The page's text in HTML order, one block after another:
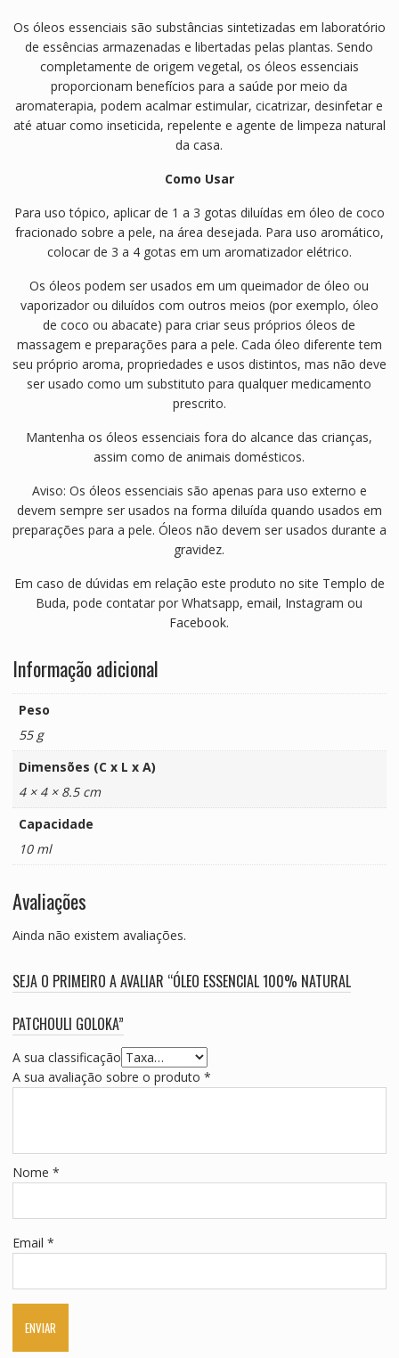
Os óleos essenciais são substâncias sintetizadas em laboratório
de essências armazenadas e libertadas pelas plantas. Sendo
completamente de origem vegetal, os óleos essenciais
proporcionam benefícios para a saúde por meio da
aromaterapia, podem acalmar estimular, cicatrizar, desinfetar e
até atuar como inseticida, repelente e agente de limpeza natural
da casa.
Como Usar
Para uso tópico, aplicar de 1 a 3 gotas diluídas em óleo de coco
fracionado sobre a pele, na área desejada. Para uso aromático,
colocar de 3 a 4 gotas em um aromatizador elétrico.
Os óleos podem ser usados ​​em um queimador de óleo ou
vaporizador ou diluídos com outros meios (por exemplo, óleo
de coco ou abacate) para criar seus próprios óleos de
massagem e preparações para a pele. Cada óleo diferente tem
seu próprio aroma, propriedades e usos distintos, mas não deve
ser usado como um substituto para qualquer medicamento
prescrito.
Mantenha os óleos essenciais fora do alcance das crianças,
assim como de animais domésticos.
Aviso: Os óleos essenciais são apenas para uso externo e
devem sempre ser usados na forma diluída quando usados em
preparações para a pele. Óleos não devem ser usados durante a
gravidez.
Em caso de dúvidas em relação este produto no site Templo de
Buda, pode contatar por Whatsapp, email, Instagram ou
Facebook.
Informação adicional
Peso
55 g
Dimensões (C x L x A)
4 × 4 × 8.5 cm
Capacidade
10 ml
Avaliações
Ainda não existem avaliações.
SEJA O PRIMEIRO A AVALIAR “ÓLEO ESSENCIAL 100% NATURAL
PATCHOULI GOLOKA”
A sua classificação
A sua avaliação sobre o produto *
Nome *
Email *